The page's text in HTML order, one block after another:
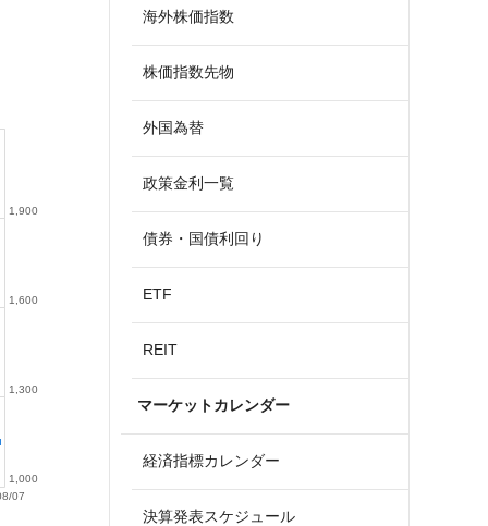
07
1,000
1,300
1,600
1,900
海外株価指数
株価指数先物
外国為替
政策金利一覧
債券・国債利回り
ETF
REIT
マーケットカレンダー
経済指標カレンダー
決算発表スケジュール